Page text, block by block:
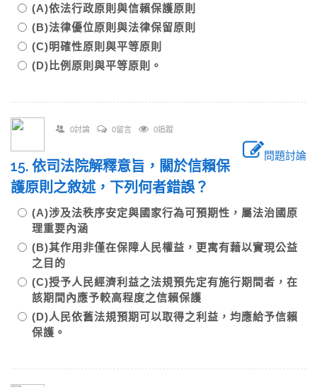
(A)依法行政原則與信賴保護原則
(B)法律優位原則與法律保留原則
(C)明確性原則與平等原則
(D)比例原則與平等原則。
0討論 0留言 0追蹤
問題討論
15. 依司法院解釋意旨，關於信賴保
護原則之敘述，下列何者錯誤？
(A)涉及法秩序安定與國家行為可預期性，屬法治國原
理重要內涵
(B)其作用非僅在保障人民權益，更寓有藉以實現公益
之目的
(C)授予人民經濟利益之法規預先定有施行期間者，在
該期間內應予較高程度之信賴保護
(D)人民依舊法規預期可以取得之利益，均應給予信賴
保護。